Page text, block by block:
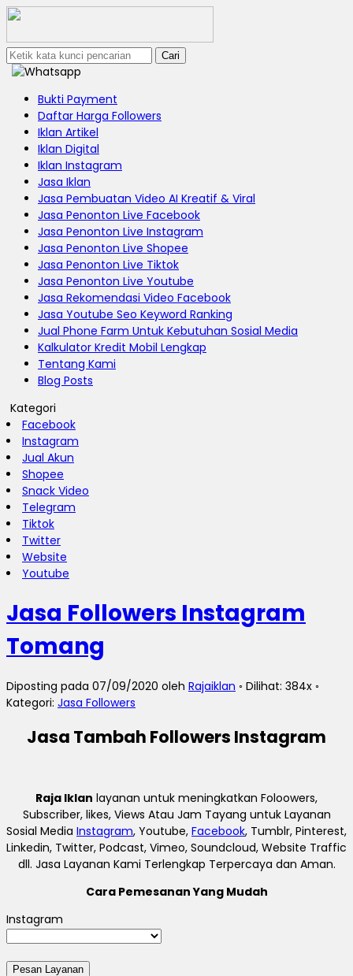
Cari
Bukti Payment
Daftar Harga Followers
Iklan Artikel
Iklan Digital
Iklan Instagram
Jasa Iklan
Jasa Pembuatan Video AI Kreatif & Viral
Jasa Penonton Live Facebook
Jasa Penonton Live Instagram
Jasa Penonton Live Shopee
Jasa Penonton Live Tiktok
Jasa Penonton Live Youtube
Jasa Rekomendasi Video Facebook
Jasa Youtube Seo Keyword Ranking
Jual Phone Farm Untuk Kebutuhan Sosial Media
Kalkulator Kredit Mobil Lengkap
Tentang Kami
Blog Posts
Kategori
Facebook
Instagram
Jual Akun
Shopee
Snack Video
Telegram
Tiktok
Twitter
Website
Youtube
Jasa Followers Instagram
Tomang
Diposting pada 07/09/2020 oleh Rajaiklan ◦ Dilihat: 384x ◦
Kategori: Jasa Followers
Jasa Tambah Followers Instagram
Raja Iklan layanan untuk meningkatkan Foloowers,
Subscriber, likes, Views Atau Jam Tayang untuk Layanan
Sosial Media Instagram, Youtube, Facebook, Tumblr, Pinterest,
Linkedin, Twitter, Podcast, Vimeo, Soundcloud, Website Traffic
dll. Jasa Layanan Kami Terlengkap Terpercaya dan Aman.
Cara Pemesanan Yang Mudah
Instagram